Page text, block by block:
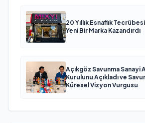
20 Yıllık Esnaflık
Yeni Bir Marka Kazandırdı
Açıkgöz Savunma Sanayi
Kurulunu Açıkladı ve
Küresel Vizyon Vurgusu